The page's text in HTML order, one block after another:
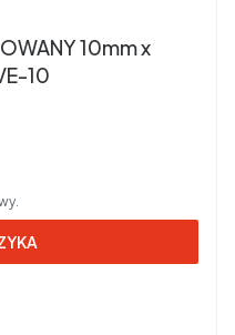
10mm x
10